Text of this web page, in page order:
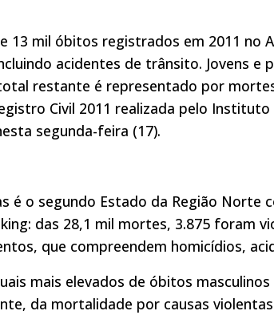
13 mil óbitos registrados em 2011 no
acidentes de trânsito. Jovens e
restante é representado por
Civil 2011 realizada pelo
segunda-feira (17).
é o segundo Estado da Região Norte
das 28,1 mil mortes, 3.875 foram
que compreendem homicídios,
mais elevados de óbitos
da mortalidade por causas